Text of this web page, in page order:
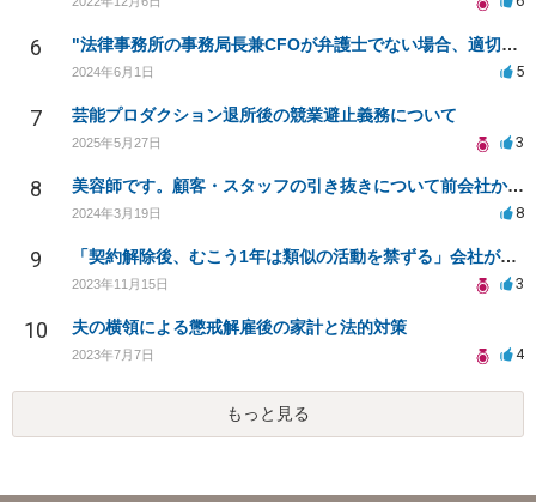
6 "法律事務所の事務局長兼CFOが弁護士でない場合、適切か"
2024年6月1日 5
7 芸能プロダクション退所後の競業避止義務について
2025年5月27日 3
8 美容師です。顧客・スタッフの引き抜きについて前会社から訴訟すると言われています
2024年3月19日 8
9 「契約解除後、むこう1年は類似の活動を禁ずる」会社が倒産した場合でも施行されますか？
2023年11月15日 3
10 夫の横領による懲戒解雇後の家計と法的対策
2023年7月7日 4
もっと見る